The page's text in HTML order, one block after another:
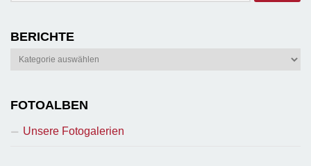
BERICHTE
Berichte
FOTOALBEN
Unsere Fotogalerien